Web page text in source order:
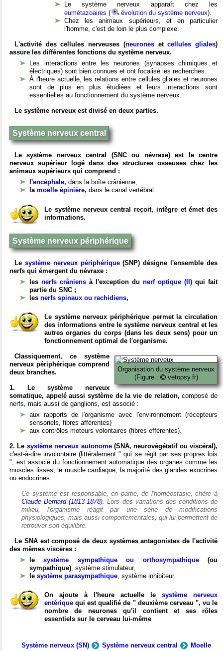
Le système nerveux apparaît chez les
eumétazoaires ( évolution du système nerveux).
Chez les animaux supérieurs, et en particulier
l'homme, c'est de loin le plus complexe.
L'activité des cellules nerveuses (neuronesetcellules gliales)
assure les différentes fonctions du système nerveux.
Les interactions entre les neurones (synapses chimiques et
électriques) sont bien connues et ont focalisé les recherches.
À l'heure actuelle, les relations entre cellules gliales et neurones
sont de plus en plus étudiées et leurs interactions sont
essentielles au fonctionnement du système nerveux.
Le système nerveux est divisé en deux parties.
Système nerveux central
Le système nerveux central (SNC ou névraxe) est le centre
nerveux supérieur logé dans des structures osseuses chez les
animaux supérieurs qui comprend :
l'encéphale, dans la boîte crânienne,
la moelle épinière, dans le canal vertébral.
Le système nerveux central reçoit, intègre et émet des
informations.
Système nerveux périphérique
Le système nerveux périphérique(SNP) désigne l'ensemble des
nerfs qui émergent du névraxe :
les nerfs crâniens à l'exception du nerf optique (II) qui fait
partie du SNC ;
les nerfs spinaux ou rachidiens,
Le système nerveux périphérique permet la circulation
des informations entre le système nerveux central et les
autres organes du corps (dans les deux sens) pour un
fonctionnement optimal de l'organisme.
Organisation du système nerveux
(Figure :
vetopsy.fr)
Classiquement, ce système
nerveux périphérique comprend
deux branches.
1. Le système nerveux
somatique, appelé aussi système de la vie de relation, composé de
nerfs, mais aussi de ganglions, est associé :
aux rapports de l'organisme avec l'environnement (récepteurs
sensoriels, fibres afférentes)
aux contrôles moteurs volontaires (fibres efférentes).
2. Le système nerveux autonome(SNA, neurovégétatif ou viscéral),
c'est-à-dire involontaire (littéralement " qui se régit par ses propres lois
", est associé du fonctionnement automatique des organes comme les
muscles lisses, le muscle cardiaque, la majorité des glandes exocrines
ou endocrines.
Ce système est responsable, en partie, de l'homéostasie, chère à
Claude Bernard (1813-1878). Lors des variations des conditions de
milieu, l'organisme réagit par une série de modifications
physiologiques, mais aussi comportementales, qui lui permettent de
retrouver son équilibre.
Le SNA est composé de deux systèmes antagonistes de l'activité
des mêmes viscères :
lesystème sympathique ou orthosympathique(ou
sympathique), système stimulateur,
le système parasympathique, système inhibiteur.
On ajoute à l'heure actuelle le système nerveux
entérique qui est qualifié de " deuxième cerveau ", vu le
nombre de neurones qu'il contient et ses rôles
essentiels sur le cerveau lui-même
Système nerveux (SN) Système nerveux central
Moelle